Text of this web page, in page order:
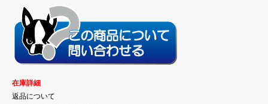
在庫詳細
返品について